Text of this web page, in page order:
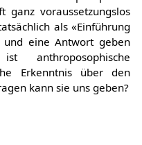
ganz voraussetzungslos
als «Einführung
eine Antwort geben
Erkenntnis über den
kann sie uns geben?